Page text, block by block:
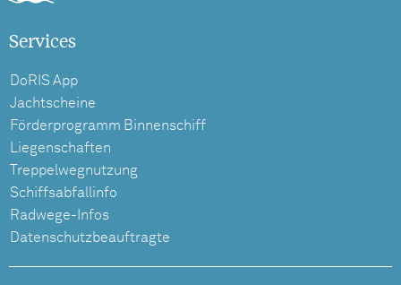
Services
DoRIS App
Jachtscheine
Förderprogramm Binnenschiff
Liegenschaften
Treppelwegnutzung
Schiffsabfallinfo
Radwege-Infos
Datenschutzbeauftragte